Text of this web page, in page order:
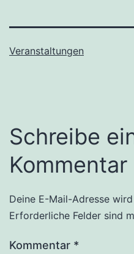
Veranstaltungen
Schreibe
Kommentar
Deine E-Mail-Adresse
Erforderliche Felder sind
Kommentar *